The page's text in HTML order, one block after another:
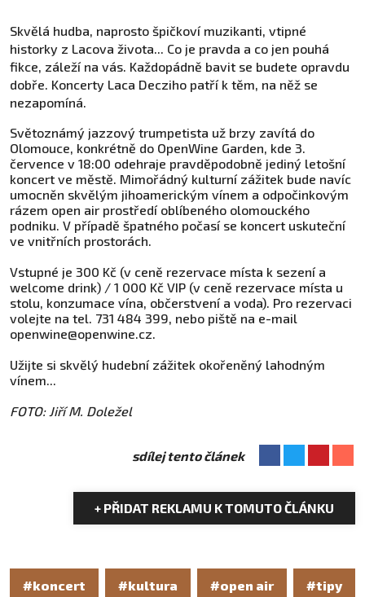
Skvělá hudba, naprosto špičkoví muzikanti, vtipné
historky z Lacova života... Co je pravda a co jen pouhá
fikce, záleží na vás. Každopádně bavit se budete opravdu
dobře. Koncerty Laca Decziho patří k těm, na něž se
nezapomíná.
Světoznámý jazzový trumpetista už brzy zavítá do
Olomouce, konkrétně do OpenWine Garden, kde 3.
července v 18:00 odehraje pravděpodobně jediný letošní
koncert ve městě. Mimořádný kulturní zážitek bude navíc
umocněn skvělým jihoamerickým vínem a odpočinkovým
rázem open air prostředí oblíbeného olomouckého
podniku. V případě špatného počasí se koncert uskuteční
ve vnitřních prostorách.
Vstupné je 300 Kč (v ceně rezervace místa k sezení a
welcome drink) / 1 000 Kč VIP (v ceně rezervace místa u
stolu, konzumace vína, občerstvení a voda). Pro rezervaci
volejte na tel. 731 484 399, nebo piště na e-mail
openwine@openwine.cz.
Užijte si skvělý hudební zážitek okořeněný lahodným
vínem...
FOTO: Jiří M. Doležel
sdílej tento článek
+ PŘIDAT REKLAMU K TOMUTO ČLÁNKU
#koncert #kultura #open air #tipy